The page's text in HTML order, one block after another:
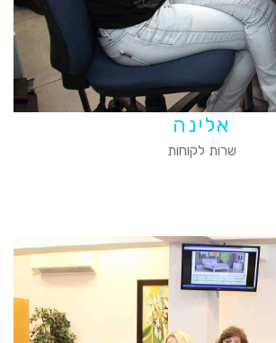
אלינה
שרות לקוחות